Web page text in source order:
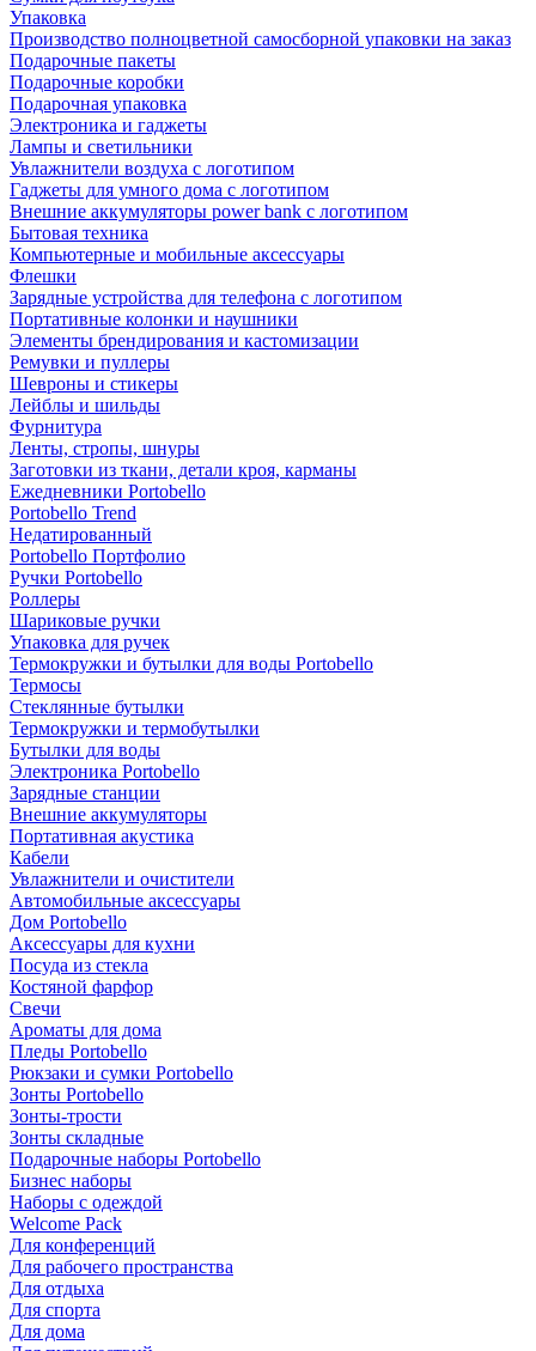
Упаковка
Производство полноцветной самосборной упаковки на заказ
Подарочные пакеты
Подарочные коробки
Подарочная упаковка
Электроника и гаджеты
Лампы и светильники
Увлажнители воздуха с логотипом
Гаджеты для умного дома с логотипом
Внешние аккумуляторы power bank с логотипом
Бытовая техника
Компьютерные и мобильные аксессуары
Флешки
Зарядные устройства для телефона с логотипом
Портативные колонки и наушники
Элементы брендирования и кастомизации
Ремувки и пуллеры
Шевроны и стикеры
Лейблы и шильды
Фурнитура
Ленты, стропы, шнуры
Заготовки из ткани, детали кроя, карманы
Ежедневники Portobello
Portobello Trend
Недатированный
Portobello Портфолио
Ручки Portobello
Роллеры
Шариковые ручки
Упаковка для ручек
Термокружки и бутылки для воды Portobello
Термосы
Стеклянные бутылки
Термокружки и термобутылки
Бутылки для воды
Электроника Portobello
Зарядные станции
Внешние аккумуляторы
Портативная акустика
Кабели
Увлажнители и очистители
Автомобильные аксессуары
Дом Portobello
Аксессуары для кухни
Посуда из стекла
Костяной фарфор
Свечи
Ароматы для дома
Пледы Portobello
Рюкзаки и сумки Portobello
Зонты Portobello
Зонты-трости
Зонты складные
Подарочные наборы Portobello
Бизнес наборы
Наборы с одеждой
Welcome Pack
Для конференций
Для рабочего пространства
Для отдыха
Для спорта
Для дома